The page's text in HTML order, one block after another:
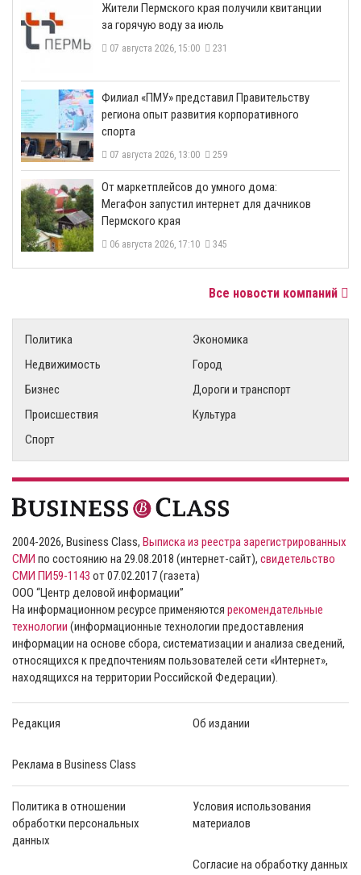
​Жители Пермского края получили квитанции
за горячую воду за июль
07 августа 2026, 15:00 231
​Филиал «ПМУ» представил Правительству
региона опыт развития корпоративного
спорта
07 августа 2026, 13:00 259
От маркетплейсов до умного дома:
МегаФон запустил интернет для дачников
Пермского края
06 августа 2026, 17:10 345
Все новости компаний
Политика
Экономика
Недвижимость
Город
Бизнес
Дороги и транспорт
Происшествия
Культура
Спорт
2004-2026, Business Class, Выписка из реестра зарегистрированных
СМИ по состоянию на 29.08.2018 (интернет-сайт), свидетельство
СМИ ПИ59-1143 от 07.02.2017 (газета)
ООО “Центр деловой информации”
На информационном ресурсе применяются рекомендательные
технологии (информационные технологии предоставления
информации на основе сбора, систематизации и анализа сведений,
относящихся к предпочтениям пользователей сети «Интернет»,
находящихся на территории Российской Федерации).
Редакция Об издании
Реклама в Business Class
Политика в отношении
обработки персональных
данных
Условия использования
материалов
Согласие на обработку данных